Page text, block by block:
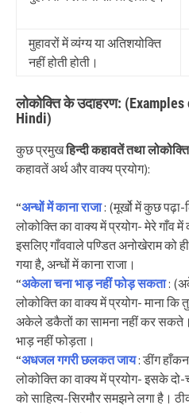
मुहावरों में व्यंग्य या अतिशयोक्ति
नहीं होती होती।
लोकोक्ति के उदाहरण:
Hindi)
कुछ प्रमुखहिन्दी कहावतें तथा
कहावतें अर्थ और वाक्य प्रयोग):
“अन्धों में काना राजा: (मूर्खो में कुछ पढ़ा-
लोकोक्ति का वाक्य में प्रयोग- मेरे गाँव में
इसलिए गाँववाले पण्डित अनोखेराम
गया है, अन्धों में काना राजा।
“अकेला चना भाड़ नहीं फोड़ सकता:
लोकोक्ति का वाक्य में प्रयोग- माना कि
अकेले डकैतों का सामना नहीं कर सकते।
भाड़ नहीं फोड़ता।
“अधजल गगरी छलकत जाय: डींग
लोकोक्ति का वाक्य में प्रयोग- इसके
को साहित्य-सिरमौर समझने लगा है।